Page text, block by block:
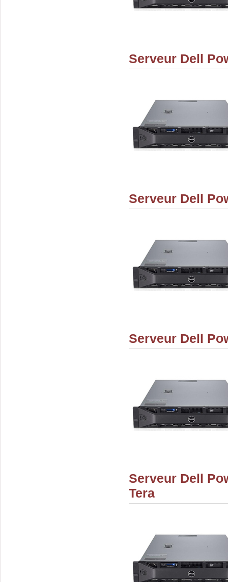
Serveur Dell
Serveur Dell
Serveur Dell
Serveur Dell
Tera